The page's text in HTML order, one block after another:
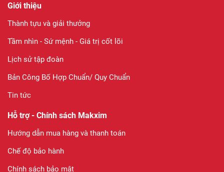
Giới thiệu
Thành tựu và giải thưởng
Tầm nhìn - Sứ mệnh - Giá trị cốt lõi
Lịch sử tập đoàn
Bản Công Bố Hợp Chuẩn/ Quy Chuẩn
Tin tức
Hỗ trợ - Chính sách Makxim
Hướng dẫn mua hàng và thanh toán
Chế độ bảo hành
Chính sách bảo mật